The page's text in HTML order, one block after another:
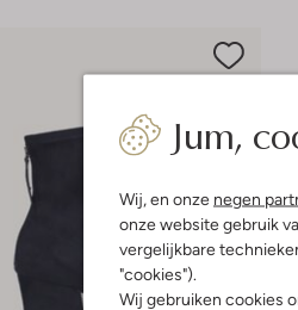
Jum,
Wij, en onze negen
onze website gebruik
vergelijkbare
"cookies").
Wij gebruiken cookies